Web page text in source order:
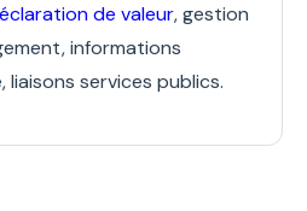
de valeur, gestion
informations
services publics.